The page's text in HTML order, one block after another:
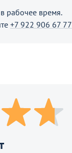
рабочее время.
+7 922 906 67 77